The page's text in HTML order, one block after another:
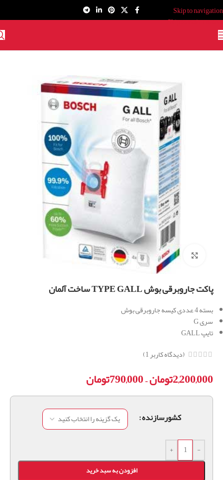
Skip to navigation
Skip to main content
برای بزرگنمایی کلیک کنید
پاکت جاروبرقی بوش TYPE GALL ساخت آلمان
بسته 4 عددی کیسه جاروبرقی بوش
سری G
تایپ GALL
(دیدگاه کاربر1
)
2,200,000تومان–
790,000تومان
کشورسازنده
-
+
افزودن به سبد خرید